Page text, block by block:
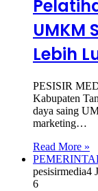
UMKM
Lebih
PESISIR
Kabupaten
daya saing
marketing…
Read More »
pesisirmedia4
6